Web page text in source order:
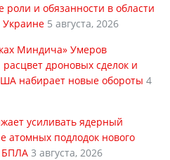
и обязанности в области
Украине 5 августа, 2026
Миндича» Умеров
дроновых сделок и
набирает новые обороты 4
усиливать ядерный
атомных подлодок нового
БПЛА 3 августа, 2026